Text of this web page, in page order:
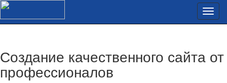
Создание качественного сайта от
профессионалов